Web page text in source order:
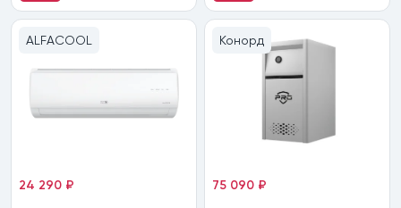
ALFACOOL
24 290 ₽
Конорд
75 090 ₽